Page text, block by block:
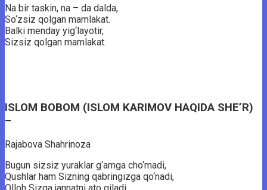
Na bir taskin, na – da dalda,
So‘zsiz qolgan mamlakat.
Balki menday yig‘layotir,
Sizsiz qolgan mamlakat.
ISLOM BOBOM (ISLOM KARIMOV HAQIDA SHE’R)
–
Rajabova Shahrinoza
Bugun sizsiz yuraklar g‘amga cho‘madi,
Qushlar ham Sizning qabringizga qo‘nadi,
Olloh Sizga jannatni ato qiladi,